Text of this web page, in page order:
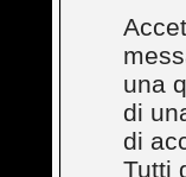
una
di
di
Tutti